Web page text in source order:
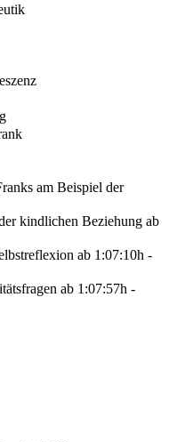
am Beispiel der
kindlichen Beziehung ab
ab 1:07:10h -
ab 1:07:57h -